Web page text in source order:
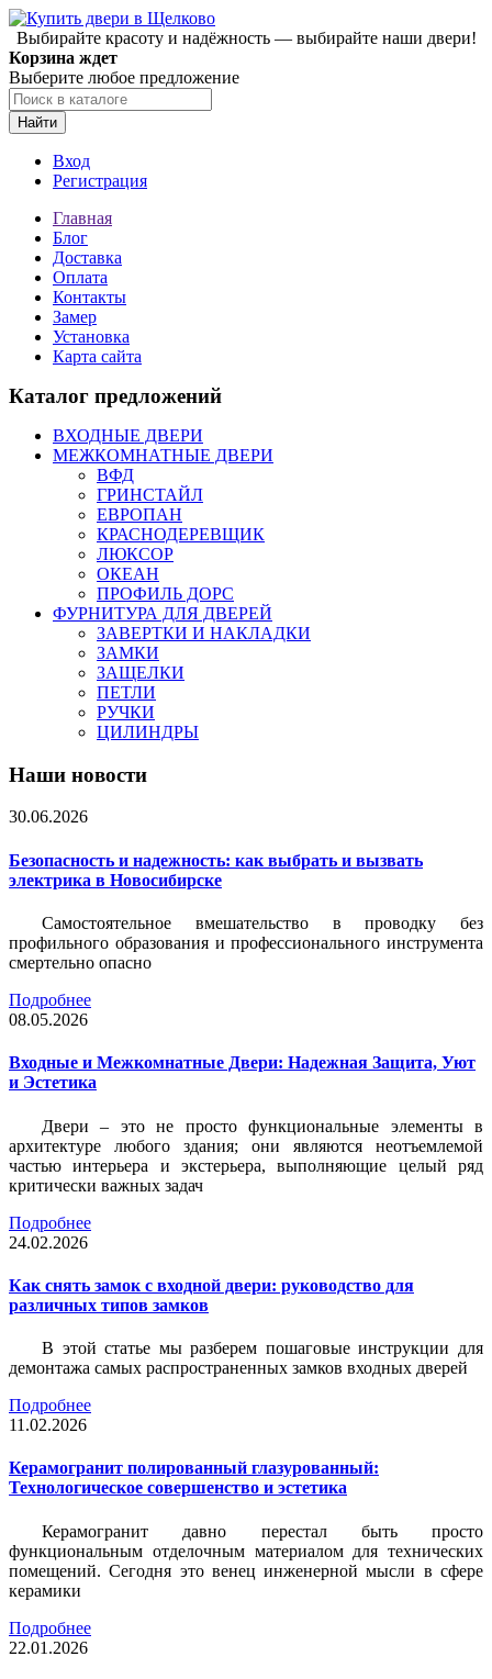
Выбирайте красоту и надёжность — выбирайте наши двери!
Корзина ждет
Выберите любое предложение
Найти
Вход
Регистрация
Главная
Блог
Доставка
Оплата
Контакты
Замер
Установка
Карта сайта
Каталог предложений
ВХОДНЫЕ ДВЕРИ
МЕЖКОМНАТНЫЕ ДВЕРИ
ВФД
ГРИНСТАЙЛ
ЕВРОПАН
КРАСНОДЕРЕВЩИК
ЛЮКСОР
ОКЕАН
ПРОФИЛЬ ДОРС
ФУРНИТУРА ДЛЯ ДВЕРЕЙ
ЗАВЕРТКИ И НАКЛАДКИ
ЗАМКИ
ЗАЩЕЛКИ
ПЕТЛИ
РУЧКИ
ЦИЛИНДРЫ
Наши новости
30.06.2026
Безопасность и надежность: как выбрать и вызвать
электрика в Новосибирске
Самостоятельное вмешательство в проводку без
профильного образования и профессионального инструмента
смертельно опасно
Подробнее
08.05.2026
Входные и Межкомнатные Двери: Надежная Защита, Уют
и Эстетика
Двери – это не просто функциональные элементы в
архитектуре любого здания; они являются неотъемлемой
частью интерьера и экстерьера, выполняющие целый ряд
критически важных задач
Подробнее
24.02.2026
Как снять замок с входной двери: руководство для
различных типов замков
В этой статье мы разберем пошаговые инструкции для
демонтажа самых распространенных замков входных дверей
Подробнее
11.02.2026
Керамогранит полированный глазурованный:
Технологическое совершенство и эстетика
Керамогранит давно перестал быть просто
функциональным отделочным материалом для технических
помещений. Сегодня это венец инженерной мысли в сфере
керамики
Подробнее
22.01.2026